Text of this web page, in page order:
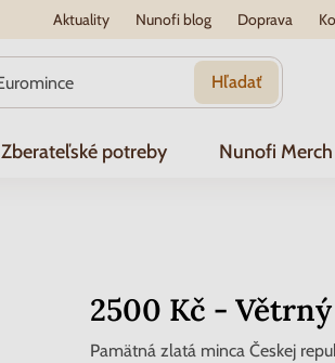
Aktuality Nunofi blog Doprava
Hľadať
Zberateľské potreby Nunofi Merch
2500 Kč -
Pamätná zlatá minca Českej